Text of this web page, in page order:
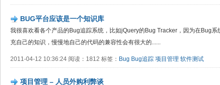
BUG平台应该是一个知识库
我很喜欢看各个产品的Bug追踪系统，比如jQuery的Bug Tracker，因为在Bug
充自己的知识，慢慢地自己的代码的兼容性会有很大的......
2011-04-12 10:36:24 阅读：1812 标签： Bug Bug追踪 项目管理 软件测试
项目管理 – 人员外购利弊谈